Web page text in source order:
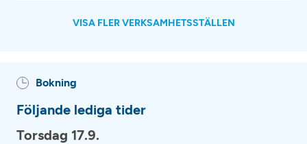
VISA FLER VERKSAMHETSSTÄLLEN
Bokning
Följande lediga tider
Torsdag 17.9.